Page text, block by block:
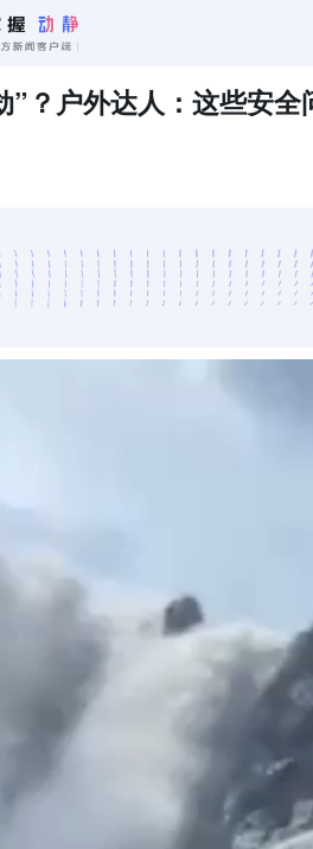
？户外达人：这些安全